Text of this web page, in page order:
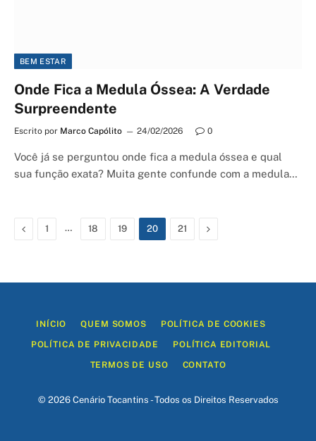
BEM ESTAR
Onde Fica a Medula Óssea: A Verdade
Surpreendente
Escrito por Marco Capólito 24/02/2026 0
Você já se perguntou onde fica a medula óssea e qual
sua função exata? Muita gente confunde com a medula…
Previous
1 … 18 19 20 21 Next
INÍCIO QUEM SOMOS POLÍTICA DE COOKIES
POLÍTICA DE PRIVACIDADE POLÍTICA EDITORIAL
TERMOS DE USO CONTATO
© 2026 Cenário Tocantins - Todos os Direitos Reservados